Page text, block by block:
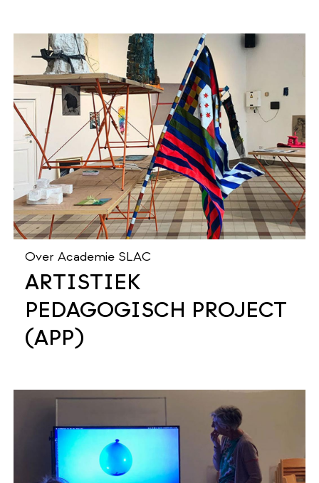
Over Academie SLAC
ARTISTIEK
PEDAGOGISCH PROJECT
(APP)